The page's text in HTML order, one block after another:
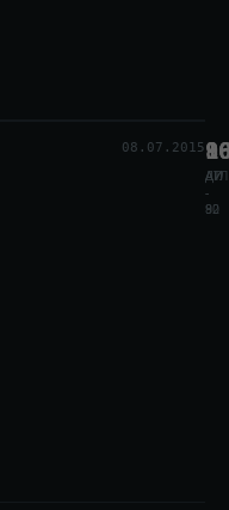
08.07.2015
АИ
-
80
АИ
-
92
ДТЛ